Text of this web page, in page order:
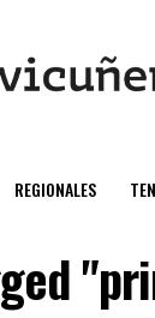
REGIONALES